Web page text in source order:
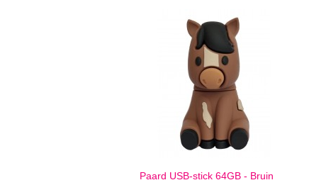
Paard USB-stick 64GB - Bruin